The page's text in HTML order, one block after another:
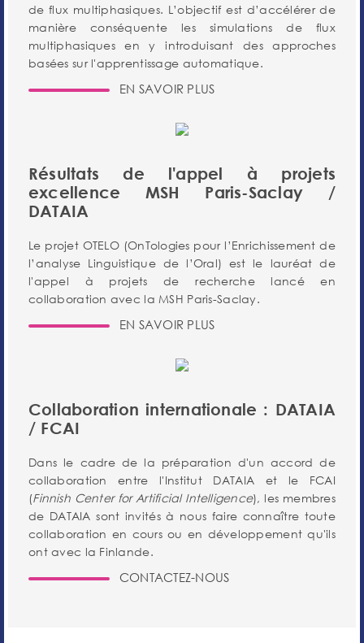
de flux multiphasiques. L’objectif est d’accélérer de
manière conséquente les simulations de flux
multiphasiques en y introduisant des approches
basées sur l'apprentissage automatique.
EN SAVOIR PLUS
Résultats de l'appel à projets
excellence MSH Paris-Saclay /
DATAIA
Le projet OTELO (OnTologies pour l’Enrichissement de
l’analyse Linguistique de l’Oral) est le lauréat de
l'appel à projets de recherche lancé en
collaboration avec la MSH Paris-Saclay.
EN SAVOIR PLUS
Collaboration internationale : DATAIA
/ FCAI
Dans le cadre de la préparation d'un accord de
collaboration entre l'Institut DATAIA et le FCAI
(Finnish Center for Artificial Intelligence), les membres
de DATAIA sont invités à nous faire connaître toute
collaboration en cours ou en développement qu'ils
ont avec la Finlande.
CONTACTEZ-NOUS